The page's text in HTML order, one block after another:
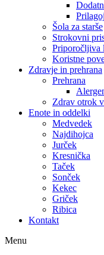
Šola za starše
Strokovni
Priporočljiva
Koristne
Zdravje in prehrana
Prehrana
Zdrav otrok
Enote in oddelki
Medvedek
Najdihojca
Jurček
Kresnička
Taček
Sonček
Kekec
Griček
Ribica
Kontakt
Menu